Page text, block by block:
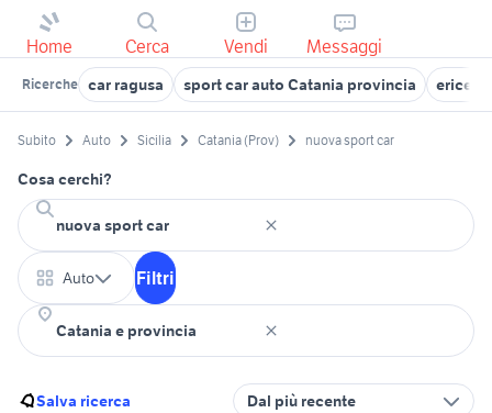
Home Cerca Vendi Messaggi
Ricerche car ragusa sport car auto Catania provincia erice
Subito Auto Sicilia Catania (Prov) nuova sport car
Cosa cerchi?
Auto Filtri
Salva ricerca Dal più recente